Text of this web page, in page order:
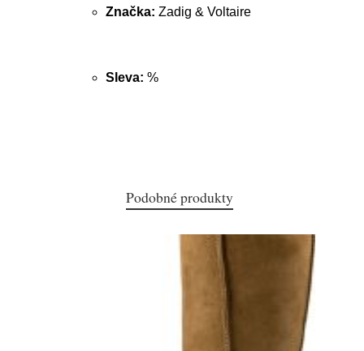
Značka: Zadig & Voltaire
Sleva: %
Podobné produkty